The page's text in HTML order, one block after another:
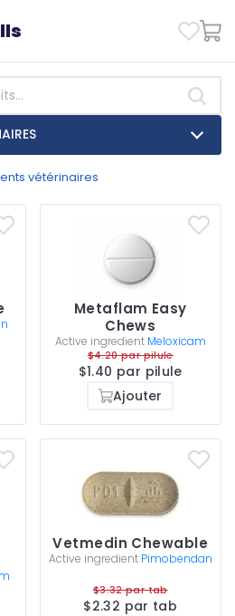
vétérinaires
Metaflam Easy
Chews
Active ingredient Meloxicam
$4.20 par pilule
$1.40 par pilule
Ajouter
Vetmedin Chewable
Active ingredient Pimobendan
$3.32 par tab
$2.32 par tab